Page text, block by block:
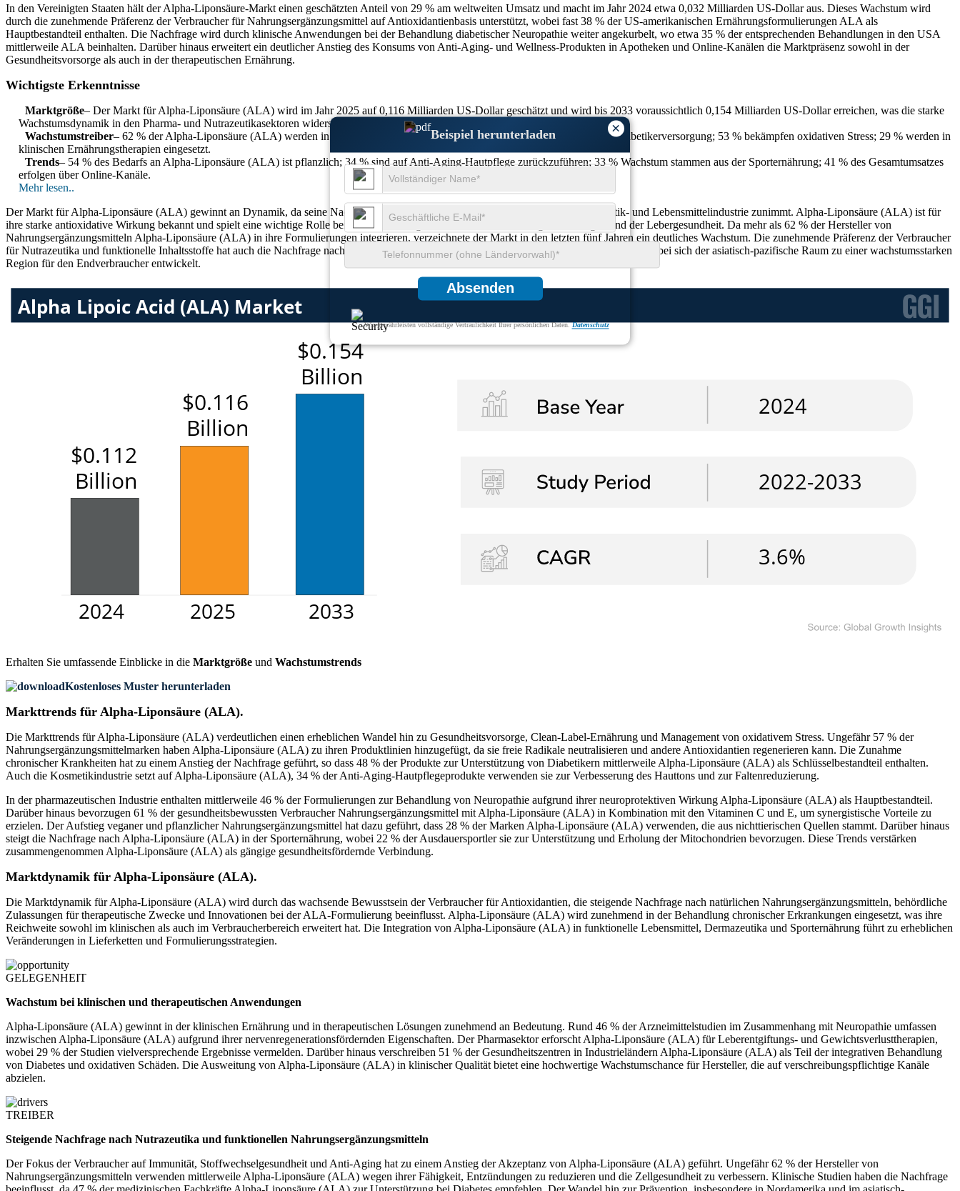
×
Beispiel herunterladen
Absenden
Wir gewährleisten vollständige Vertraulichkeit Ihrer persönlichen Daten.Datenschutz
In den Vereinigten Staaten hält der Alpha-Liponsäure-Markt einen geschätzten Anteil von 29 % am weltweiten Umsatz und macht im Jahr 2024 etwa 0,032 Milliarden US-Dollar aus. Dieses Wachstum wird
durch die zunehmende Präferenz der Verbraucher für Nahrungsergänzungsmittel auf Antioxidantienbasis unterstützt, wobei fast 38 % der US-amerikanischen Ernährungsformulierungen ALA als
Hauptbestandteil enthalten. Die Nachfrage wird durch klinische Anwendungen bei der Behandlung diabetischer Neuropathie weiter angekurbelt, wo etwa 35 % der entsprechenden Behandlungen in den USA
mittlerweile ALA beinhalten. Darüber hinaus erweitert ein deutlicher Anstieg des Konsums von Anti-Aging- und Wellness-Produkten in Apotheken und Online-Kanälen die Marktpräsenz sowohl in der
Gesundheitsvorsorge als auch in der therapeutischen Ernährung.
Wichtigste Erkenntnisse
Marktgröße– Der Markt für Alpha-Liponsäure (ALA) wird im Jahr 2025 auf 0,116 Milliarden US-Dollar geschätzt und wird bis 2033 voraussichtlich 0,154 Milliarden US-Dollar erreichen, was die starke
Wachstumsdynamik in den Pharma- und Nutrazeutikasektoren widerspiegelt.
Wachstumstreiber– 62 % der Alpha-Liponsäure (ALA) werden in Nahrungsergänzungsmitteln verwendet; 47 % unterstützen die Diabetikerversorgung; 53 % bekämpfen oxidativen Stress; 29 % werden in
klinischen Ernährungstherapien eingesetzt.
Trends– 54 % des Bedarfs an Alpha-Liponsäure (ALA) ist pflanzlich; 34 % sind auf Anti-Aging-Hautpflege zurückzuführen; 33 % Wachstum stammen aus der Sporternährung; 41 % des Gesamtumsatzes
erfolgen über Online-Kanäle.
Mehr lesen..
Der Markt für Alpha-Liponsäure (ALA) gewinnt an Dynamik, da seine Nachfrage in der Pharma-, Nahrungsergänzungsmittel-, Kosmetik- und Lebensmittelindustrie zunimmt. Alpha-Liponsäure (ALA) ist für
ihre starke antioxidative Wirkung bekannt und spielt eine wichtige Rolle bei der Behandlung von Diabetes, altersbedingten Störungen und der Lebergesundheit. Da mehr als 62 % der Hersteller von
Nahrungsergänzungsmitteln Alpha-Liponsäure (ALA) in ihre Formulierungen integrieren, verzeichnete der Markt in den letzten fünf Jahren ein deutliches Wachstum. Die zunehmende Präferenz der Verbraucher
für Nutrazeutika und funktionelle Inhaltsstoffe hat auch die Nachfrage nach Alpha-Liponsäure (ALA) auf den globalen Märkten angekurbelt, wobei sich der asiatisch-pazifische Raum zu einer wachstumsstarken
Region für den Endverbraucher entwickelt.
Erhalten Sie umfassende Einblicke in die Marktgröße und Wachstumstrends
Kostenloses Muster herunterladen
Markttrends für Alpha-Liponsäure (ALA).
Die Markttrends für Alpha-Liponsäure (ALA) verdeutlichen einen erheblichen Wandel hin zu Gesundheitsvorsorge, Clean-Label-Ernährung und Management von oxidativem Stress. Ungefähr 57 % der
Nahrungsergänzungsmittelmarken haben Alpha-Liponsäure (ALA) zu ihren Produktlinien hinzugefügt, da sie freie Radikale neutralisieren und andere Antioxidantien regenerieren kann. Die Zunahme
chronischer Krankheiten hat zu einem Anstieg der Nachfrage geführt, so dass 48 % der Produkte zur Unterstützung von Diabetikern mittlerweile Alpha-Liponsäure (ALA) als Schlüsselbestandteil enthalten.
Auch die Kosmetikindustrie setzt auf Alpha-Liponsäure (ALA), 34 % der Anti-Aging-Hautpflegeprodukte verwenden sie zur Verbesserung des Hauttons und zur Faltenreduzierung.
In der pharmazeutischen Industrie enthalten mittlerweile 46 % der Formulierungen zur Behandlung von Neuropathie aufgrund ihrer neuroprotektiven Wirkung Alpha-Liponsäure (ALA) als Hauptbestandteil.
Darüber hinaus bevorzugen 61 % der gesundheitsbewussten Verbraucher Nahrungsergänzungsmittel mit Alpha-Liponsäure (ALA) in Kombination mit den Vitaminen C und E, um synergistische Vorteile zu
erzielen. Der Aufstieg veganer und pflanzlicher Nahrungsergänzungsmittel hat dazu geführt, dass 28 % der Marken Alpha-Liponsäure (ALA) verwenden, die aus nichttierischen Quellen stammt. Darüber hinaus
steigt die Nachfrage nach Alpha-Liponsäure (ALA) in der Sporternährung, wobei 22 % der Ausdauersportler sie zur Unterstützung und Erholung der Mitochondrien bevorzugen. Diese Trends verstärken
zusammengenommen Alpha-Liponsäure (ALA) als gängige gesundheitsfördernde Verbindung.
Marktdynamik für Alpha-Liponsäure (ALA).
Die Marktdynamik für Alpha-Liponsäure (ALA) wird durch das wachsende Bewusstsein der Verbraucher für Antioxidantien, die steigende Nachfrage nach natürlichen Nahrungsergänzungsmitteln, behördliche
Zulassungen für therapeutische Zwecke und Innovationen bei der ALA-Formulierung beeinflusst. Alpha-Liponsäure (ALA) wird zunehmend in der Behandlung chronischer Erkrankungen eingesetzt, was ihre
Reichweite sowohl im klinischen als auch im Verbraucherbereich erweitert hat. Die Integration von Alpha-Liponsäure (ALA) in funktionelle Lebensmittel, Dermazeutika und Sporternährung führt zu erheblichen
Veränderungen in Lieferketten und Formulierungsstrategien.
GELEGENHEIT
Wachstum bei klinischen und therapeutischen Anwendungen
Alpha-Liponsäure (ALA) gewinnt in der klinischen Ernährung und in therapeutischen Lösungen zunehmend an Bedeutung. Rund 46 % der Arzneimittelstudien im Zusammenhang mit Neuropathie umfassen
inzwischen Alpha-Liponsäure (ALA) aufgrund ihrer nervenregenerationsfördernden Eigenschaften. Der Pharmasektor erforscht Alpha-Liponsäure (ALA) für Leberentgiftungs- und Gewichtsverlusttherapien,
wobei 29 % der Studien vielversprechende Ergebnisse vermelden. Darüber hinaus verschreiben 51 % der Gesundheitszentren in Industrieländern Alpha-Liponsäure (ALA) als Teil der integrativen Behandlung
von Diabetes und oxidativen Schäden. Die Ausweitung von Alpha-Liponsäure (ALA) in klinischer Qualität bietet eine hochwertige Wachstumschance für Hersteller, die auf verschreibungspflichtige Kanäle
abzielen.
TREIBER
Steigende Nachfrage nach Nutrazeutika und funktionellen Nahrungsergänzungsmitteln
Der Fokus der Verbraucher auf Immunität, Stoffwechselgesundheit und Anti-Aging hat zu einem Anstieg der Akzeptanz von Alpha-Liponsäure (ALA) geführt. Ungefähr 62 % der Hersteller von
Nahrungsergänzungsmitteln verwenden mittlerweile Alpha-Liponsäure (ALA) wegen ihrer Fähigkeit, Entzündungen zu reduzieren und die Zellgesundheit zu verbessern. Klinische Studien haben die Nachfrage